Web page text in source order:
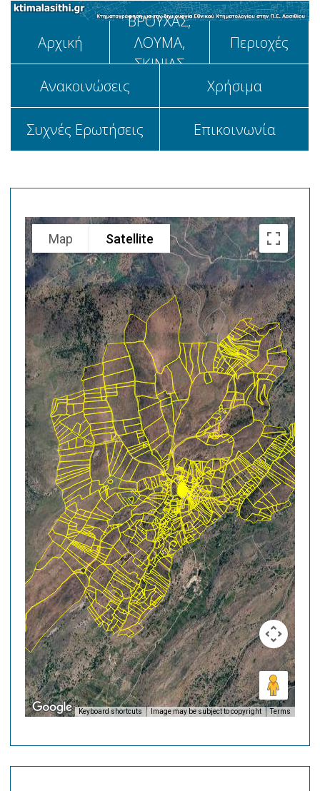
Αρχική
ΒΡΟΥΧΑΣ,
ΛΟΥΜΑ,
ΣΚΙΝΙΑΣ
Περιοχές
Aνακοινώσεις Χρήσιμα
Συχνές Ερωτήσεις Επικοινωνία
Map Satellite
Keyboard shortcuts Image may be subject to copyright Terms